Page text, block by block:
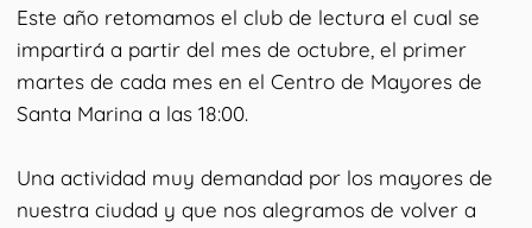
Este año retomamos el club de lectura el cual se
impartirá a partir del mes de octubre, el primer
martes de cada mes en el Centro de Mayores de
Santa Marina a las 18:00.
Una actividad muy demandad por los mayores de
nuestra ciudad y que nos alegramos de volver a